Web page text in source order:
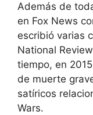
Además de
en Fox News
escribió varias
National
tiempo, en
de muerte
satíricos
Wars.